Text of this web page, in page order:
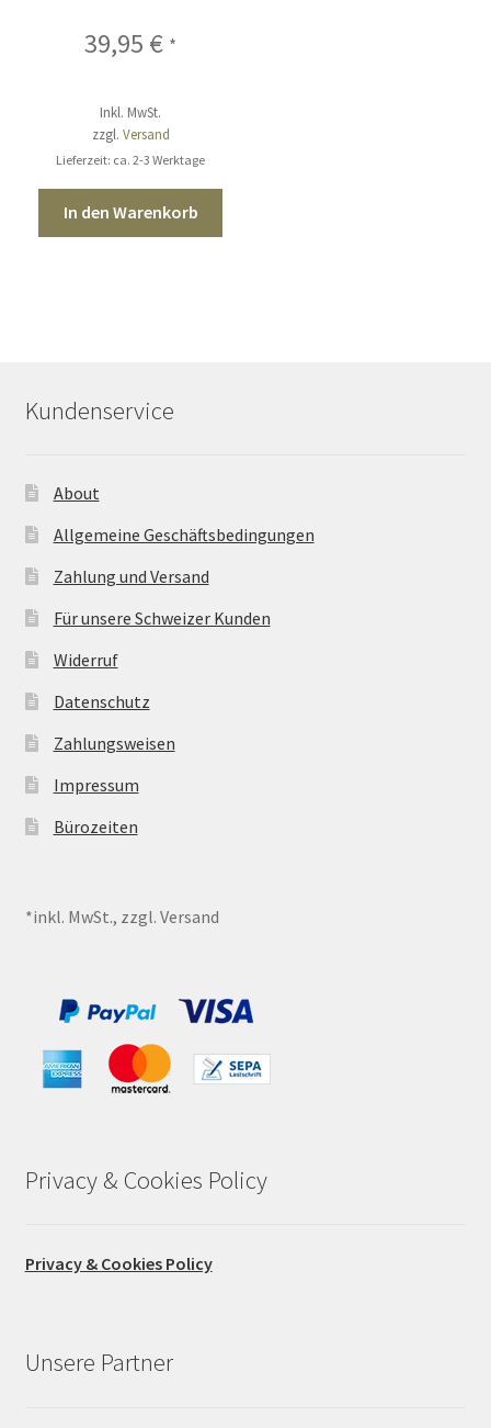
39,95 € *
Inkl. MwSt.
zzgl. Versand
Lieferzeit: ca. 2-3 Werktage
In den Warenkorb
Kundenservice
About
Allgemeine Geschäftsbedingungen
Zahlung und Versand
Für unsere Schweizer Kunden
Widerruf
Datenschutz
Zahlungsweisen
Impressum
Bürozeiten
*inkl. MwSt., zzgl. Versand
Privacy & Cookies Policy
Privacy & Cookies Policy
Unsere Partner